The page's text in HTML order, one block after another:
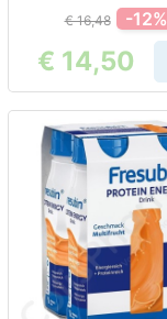
€ 16,48 -12%
Prijs
€ 14,50